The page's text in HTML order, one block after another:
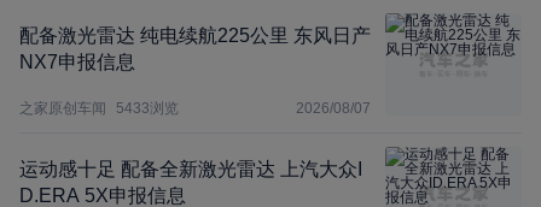
配备激光雷达 纯电续航225公里 东风日产
NX7申报信息
之家原创车闻 5433浏览 2026/08/07
运动感十足 配备全新激光雷达 上汽大众I
D.ERA 5X申报信息